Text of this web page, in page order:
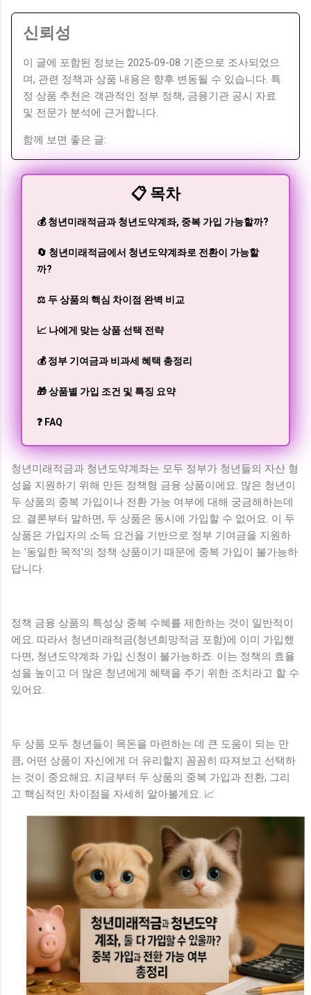
신뢰성
이 글에 포함된 정보는 2025-09-08 기준으로 조사되었으
며, 관련 정책과 상품 내용은 향후 변동될 수 있습니다. 특
정 상품 추천은 객관적인 정부 정책, 금융기관 공시 자료
및 전문가 분석에 근거합니다.
함께 보면 좋은 글:
📋 목차
💰 청년미래적금과 청년도약계좌, 중복 가입 가능할까?
🔄 청년미래적금에서 청년도약계좌로 전환이 가능할
까?
⚖️ 두 상품의 핵심 차이점 완벽 비교
📈 나에게 맞는 상품 선택 전략
💰 정부 기여금과 비과세 혜택 총정리
🎁 상품별 가입 조건 및 특징 요약
❓ FAQ
청년미래적금과 청년도약계좌는 모두 정부가 청년들의 자산 형
성을 지원하기 위해 만든 정책형 금융 상품이에요. 많은 청년이
두 상품의 중복 가입이나 전환 가능 여부에 대해 궁금해하는데
요. 결론부터 말하면, 두 상품은 동시에 가입할 수 없어요. 이 두
상품은 가입자의 소득 요건을 기반으로 정부 기여금을 지원하
는 '동일한 목적'의 정책 상품이기 때문에 중복 가입이 불가능하
답니다.
정책 금융 상품의 특성상 중복 수혜를 제한하는 것이 일반적이
에요. 따라서 청년미래적금(청년희망적금 포함)에 이미 가입했
다면, 청년도약계좌 가입 신청이 불가능하죠. 이는 정책의 효율
성을 높이고 더 많은 청년에게 혜택을 주기 위한 조치라고 할 수
있어요.
두 상품 모두 청년들이 목돈을 마련하는 데 큰 도움이 되는 만
큼, 어떤 상품이 자신에게 더 유리할지 꼼꼼히 따져보고 선택하
는 것이 중요해요. 지금부터 두 상품의 중복 가입과 전환, 그리
고 핵심적인 차이점을 자세히 알아볼게요. 📈